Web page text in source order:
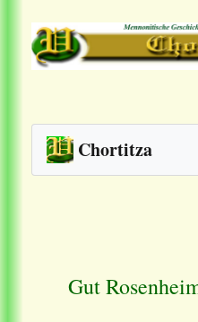
Chortitza
Gut